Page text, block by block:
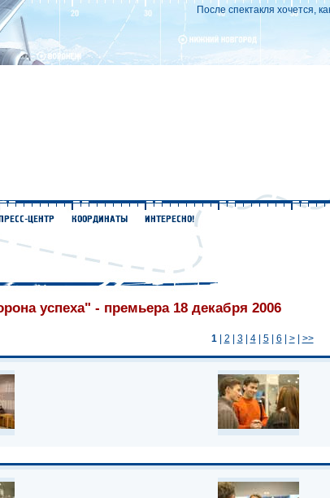
После спектакля хочется,
успеха" - премьера 18 декабря 2006
1| 2 3| 4| 5| 6 >| >>